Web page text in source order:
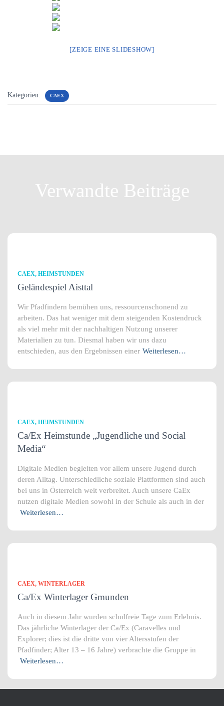
[ZEIGE EINE SLIDESHOW]
Kategorien: CAEX
Verwandte Beiträge
CAEX HEIMSTUNDEN
Geländespiel Aisttal
Wir Pfadfindern bemühen uns, ressourcenschonend zu
arbeiten. Das hat weniger mit dem steigenden Kostendruck
als viel mehr mit der nachhaltigen Nutzung unserer
Materialien zu tun. Diesmal haben wir uns dazu
entschieden, aus den Ergebnissen einer Weiterlesen…
CAEX HEIMSTUNDEN
Ca/Ex Heimstunde „Jugendliche und Social
Media“
Digitale Medien begleiten vor allem unsere Jugend durch
deren Alltag. Unterschiedliche soziale Plattformen sind auch
bei uns in Österreich weit verbreitet. Auch unsere CaEx
nutzen digitale Medien sowohl in der Schule als auch in der
Weiterlesen…
CAEX WINTERLAGER
Ca/Ex Winterlager Gmunden
Auch in diesem Jahr wurden schulfreie Tage zum Erlebnis.
Das jährliche Winterlager der Ca/Ex (Caravelles und
Explorer; dies ist die dritte von vier Altersstufen der
Pfadfinder; Alter 13 – 16 Jahre) verbrachte die Gruppe in
Weiterlesen…